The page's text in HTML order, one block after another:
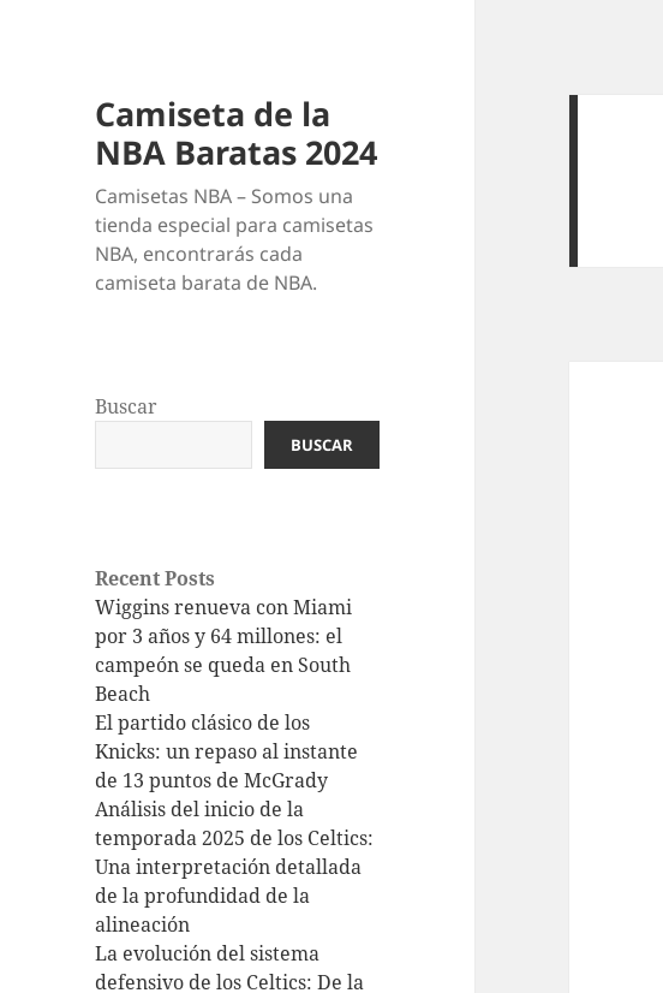
Camiseta de la
NBA Baratas 2024
Camisetas NBA – Somos una
tienda especial para camisetas
NBA, encontrarás cada
camiseta barata de NBA.
Buscar
BUSCAR
Recent Posts
Wiggins renueva con Miami
por 3 años y 64 millones: el
campeón se queda en South
Beach
El partido clásico de los
Knicks: un repaso al instante
de 13 puntos de McGrady
Análisis del inicio de la
temporada 2025 de los Celtics:
Una interpretación detallada
de la profundidad de la
alineación
La evolución del sistema
defensivo de los Celtics: De la